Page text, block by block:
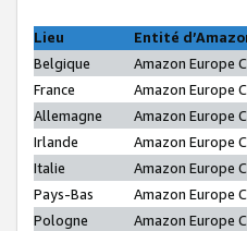
Lieu
Entité
Belgique
Amazon Europe
France
Amazon Europe
Allemagne
Amazon Europe
Irlande
Amazon Europe
Italie
Amazon Europe
Pays-Bas
Amazon Europe
Pologne
Amazon Europe